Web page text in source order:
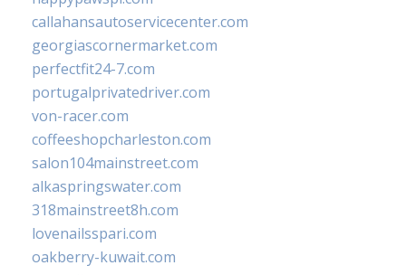
callahansautoservicecenter.com
georgiascornermarket.com
perfectfit24-7.com
portugalprivatedriver.com
von-racer.com
coffeeshopcharleston.com
salon104mainstreet.com
alkaspringswater.com
318mainstreet8h.com
lovenailsspari.com
oakberry-kuwait.com